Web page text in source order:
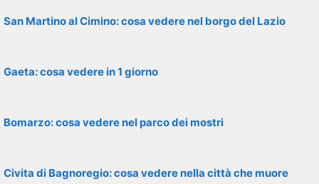
San Martino al Cimino: cosa vedere nel borgo del Lazio
Gaeta: cosa vedere in 1 giorno
Bomarzo: cosa vedere nel parco dei mostri
Civita di Bagnoregio: cosa vedere nella città che muore